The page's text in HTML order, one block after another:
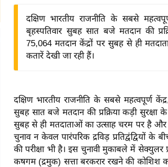
दक्षिण भारतीय राजनीति के सबसे
बृहस्पतिवार सुबह सात बजे मतदान की
75,064 मतदान केंद्रों पर सुबह से ही
कतारें देखी जा रही हैं।
दक्षिण भारतीय राजनीति के सबसे महत्वपूर्ण
सुबह सात बजे मतदान की प्रक्रिया कड़ी
सुबह से ही मतदाताओं का उत्साह चरम पर है और
चुनाव न केवल पारंपरिक द्रविड़ प्रतिद्वंद्वियों
की परीक्षा भी है।इस चुनावी मुकाबले में सेक्युलर
कषगम (द्रमुक) सत्ता बरकरार रखने की कोशिश